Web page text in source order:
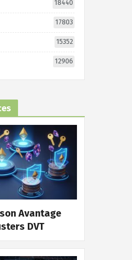
18440
17803
15352
12906
Avantage
DVT